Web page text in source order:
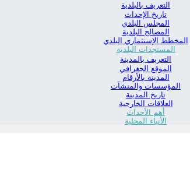
التعريف بالبلدية
تاريخ الإحداث
المجلس البلدي
المصالح البلدية
المخطط الإستثماري البلدي
المستجدات البلدية
التعريف بالمدينة
الموقع الجغرافي
المدينة بالأرقام
المؤسسات والمنشآت
تاريخ المدينة
العلاقات الخارجية
أهم الأحداث
الأنباء المحلية